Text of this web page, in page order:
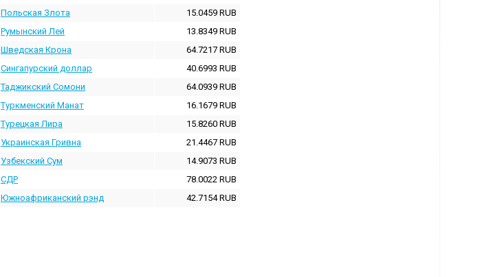
Польская Злота 15.0459 RUB
Румынский Лей 13.8349 RUB
Шведская Крона 64.7217 RUB
Сингапурский доллар 40.6993 RUB
Таджикский Сомони 64.0939 RUB
Туркменский Манат 16.1679 RUB
Турецкая Лира 15.8260 RUB
Украинская Гривна 21.4467 RUB
Узбекский Сум 14.9073 RUB
СДР 78.0022 RUB
Южноафриканский рэнд 42.7154RUB